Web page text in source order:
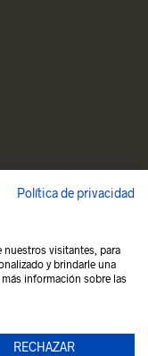
Política de privacidad
nuestros visitantes, para
y brindarle una
información sobre las
RECHAZAR